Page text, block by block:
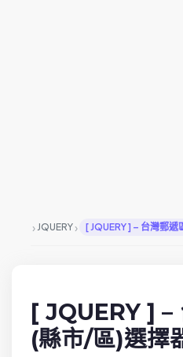
›JQUERY › [ JQUERY ] – 台灣郵
[ JQUERY ] –
(縣市/區)選擇